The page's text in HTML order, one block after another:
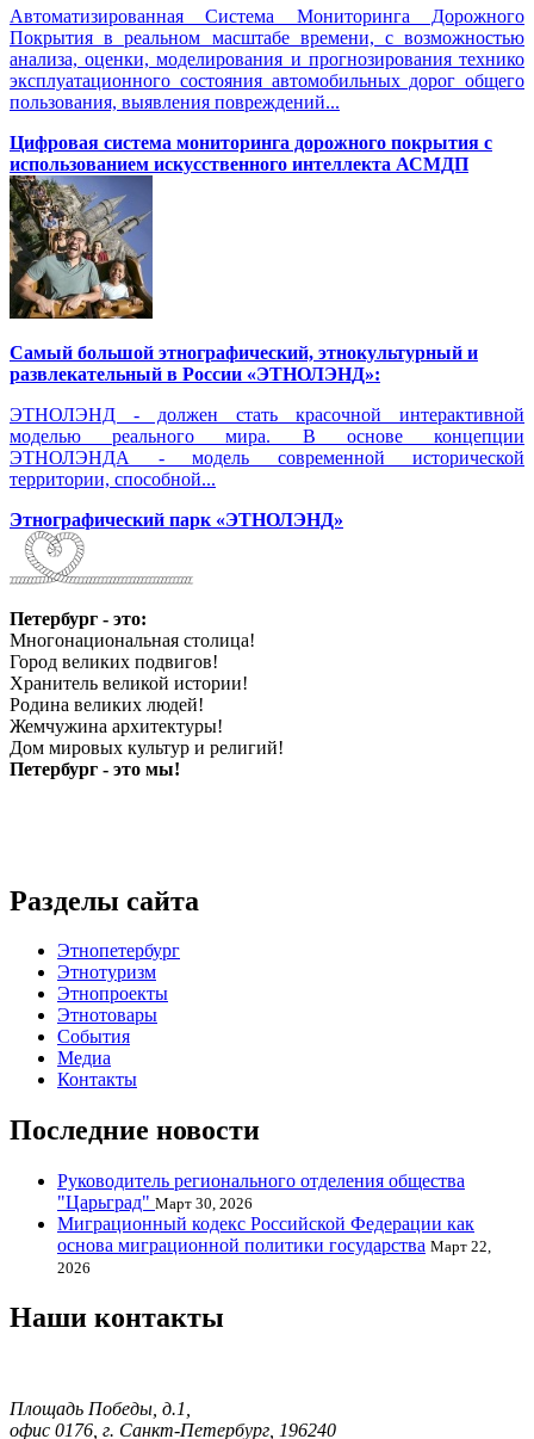
Автоматизированная Система Мониторинга Дорожного
Покрытия в реальном масштабе времени, с возможностью
анализа, оценки, моделирования и прогнозирования технико
эксплуатационного состояния автомобильных дорог общего
пользования, выявления повреждений...
Цифровая система мониторинга дорожного покрытия с
использованием искусственного интеллекта АСМДП
Самый большой этнографический, этнокультурный и
развлекательный в России «ЭТНОЛЭНД»:
ЭТНОЛЭНД - должен стать красочной интерактивной
моделью реального мира. В основе концепции
ЭТНОЛЭНДА - модель современной исторической
территории, способной...
Этнографический парк «ЭТНОЛЭНД»
Петербург - это:
Многонациональная столица!
Город великих подвигов!
Хранитель великой истории!
Родина великих людей!
Жемчужина архитектуры!
Дом мировых культур и религий!
Петербург - это мы!
Разделы сайта
Этнопетербург
Этнотуризм
Этнопроекты
Этнотовары
События
Медиа
Контакты
Последние новости
Руководитель регионального отделения общества
"Царьград" Март 30, 2026
Миграционный кодекс Российской Федерации как
основа миграционной политики государства Март 22,
2026
Наши контакты
Площадь Победы, д.1,
офис 0176, г. Санкт-Петербург, 196240